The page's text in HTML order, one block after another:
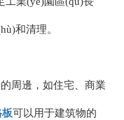
清理。
邊，如住宅、商業
板可以用于建筑物的